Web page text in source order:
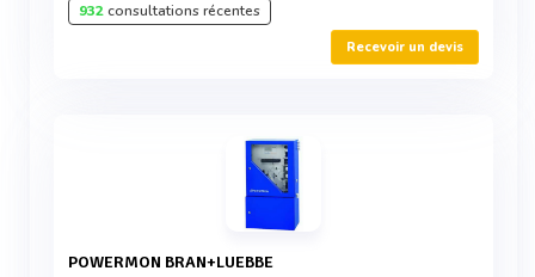
932consultations récentes
Recevoir un devis
POWERMON BRAN+LUEBBE